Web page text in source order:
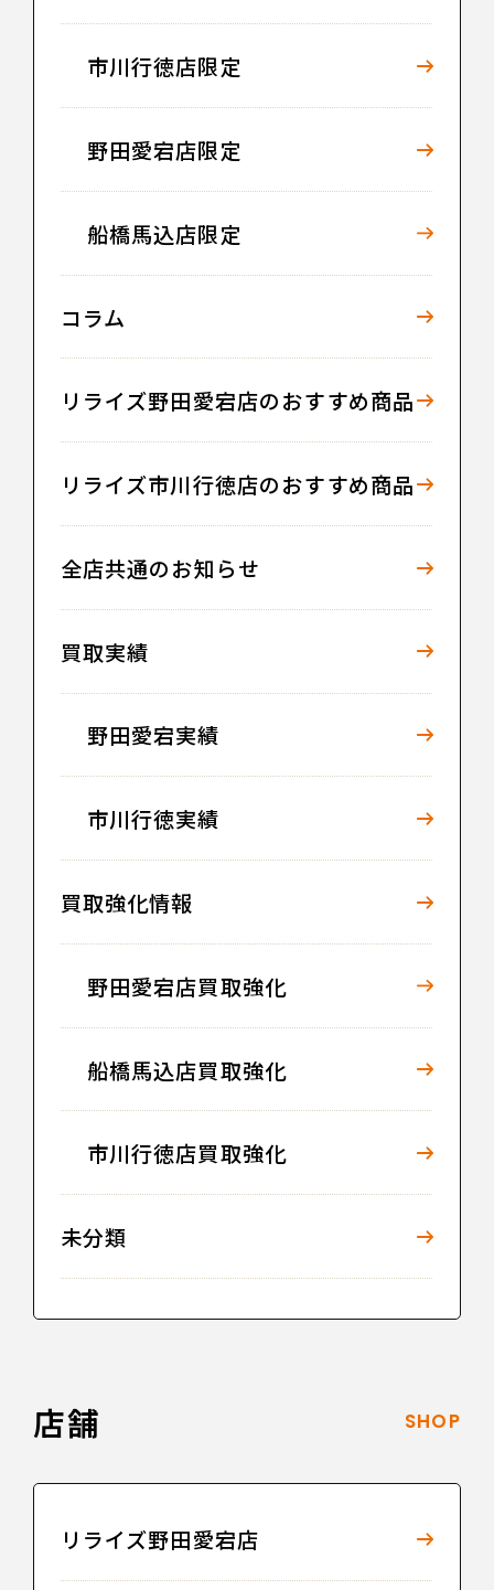
市川行徳店限定
野田愛宕店限定
船橋馬込店限定
コラム
リライズ野田愛宕店のおすすめ商品
リライズ市川行徳店のおすすめ商品
全店共通のお知らせ
買取実績
野田愛宕実績
市川行徳実績
買取強化情報
野田愛宕店買取強化
船橋馬込店買取強化
市川行徳店買取強化
未分類
店舗 SHOP
リライズ野田愛宕店